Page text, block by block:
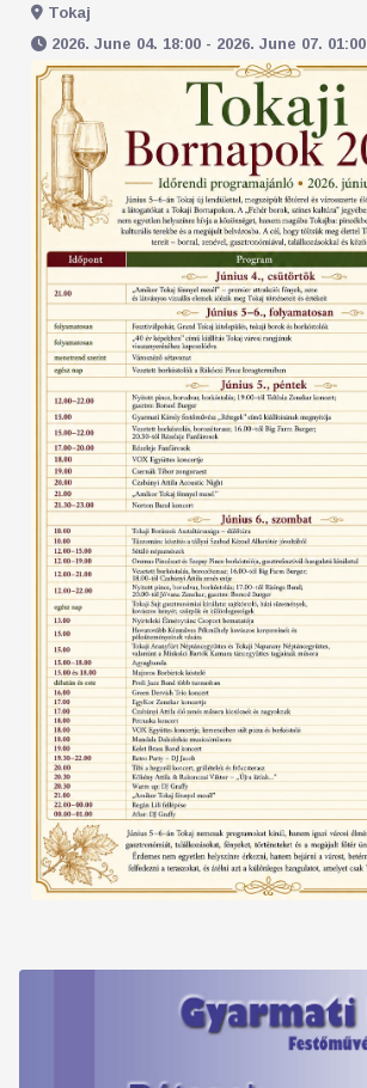
Tokaj
2026. June 04. 18:00 - 2026. June 07. 01:00